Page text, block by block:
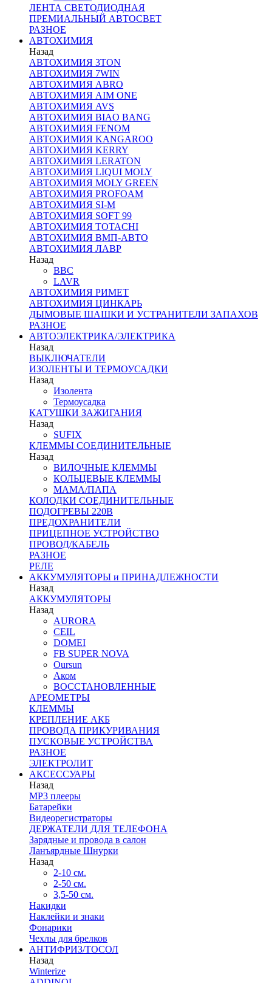
ЛЕНТА СВЕТОДИОДНАЯ
ПРЕМИАЛЬНЫЙ АВТОСВЕТ
РАЗНОЕ
АВТОХИМИЯ
Назад
АВТОХИМИЯ 3TON
АВТОХИМИЯ 7WIN
АВТОХИМИЯ ABRO
АВТОХИМИЯ AIM ONE
АВТОХИМИЯ AVS
АВТОХИМИЯ BIAO BANG
АВТОХИМИЯ FENOM
АВТОХИМИЯ KANGAROO
АВТОХИМИЯ KERRY
АВТОХИМИЯ LERATON
АВТОХИМИЯ LIQUI MOLY
АВТОХИМИЯ MOLY GREEN
АВТОХИМИЯ PROFOAM
АВТОХИМИЯ SI-M
АВТОХИМИЯ SOFT 99
АВТОХИМИЯ TOTACHI
АВТОХИМИЯ ВМП-АВТО
АВТОХИМИЯ ЛАВР
Назад
BBC
LAVR
АВТОХИМИЯ РИМЕТ
АВТОХИМИЯ ЦИНКАРЬ
ДЫМОВЫЕ ШАШКИ И УСТРАНИТЕЛИ ЗАПАХОВ
РАЗНОЕ
АВТОЭЛЕКТРИКА/ЭЛЕКТРИКА
Назад
ВЫКЛЮЧАТЕЛИ
ИЗОЛЕНТЫ И ТЕРМОУСАДКИ
Назад
Изолента
Термоусадка
КАТУШКИ ЗАЖИГАНИЯ
Назад
SUFIX
КЛЕММЫ СОЕДИНИТЕЛЬНЫЕ
Назад
ВИЛОЧНЫЕ КЛЕММЫ
КОЛЬЦЕВЫЕ КЛЕММЫ
МАМА/ПАПА
КОЛОДКИ СОЕДИНИТЕЛЬНЫЕ
ПОДОГРЕВЫ 220В
ПРЕДОХРАНИТЕЛИ
ПРИЦЕПНОЕ УСТРОЙСТВО
ПРОВОД/КАБЕЛЬ
РАЗНОЕ
РЕЛЕ
АККУМУЛЯТОРЫ и ПРИНАДЛЕЖНОСТИ
Назад
АККУМУЛЯТОРЫ
Назад
AURORA
CEIL
DOMEI
FB SUPER NOVA
Oursun
Аком
ВОССТАНОВЛЕННЫЕ
АРЕОМЕТРЫ
КЛЕММЫ
КРЕПЛЕНИЕ АКБ
ПРОВОДА ПРИКУРИВАНИЯ
ПУСКОВЫЕ УСТРОЙСТВА
РАЗНОЕ
ЭЛЕКТРОЛИТ
АКСЕССУАРЫ
Назад
MP3 плееры
Батарейки
Видеорегистраторы
ДЕРЖАТЕЛИ ДЛЯ ТЕЛЕФОНА
Зарядные и провода в салон
Ланъярдные Шнурки
Назад
2-10 см.
2-50 см.
3,5-50 см.
Накидки
Наклейки и знаки
Фонарики
Чехлы для брелков
АНТИФРИЗ/ТОСОЛ
Назад
Winterize